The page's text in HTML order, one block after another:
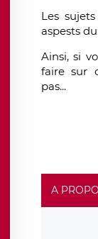
Les
aspests
Ainsi, si
faire sur
pas...
A